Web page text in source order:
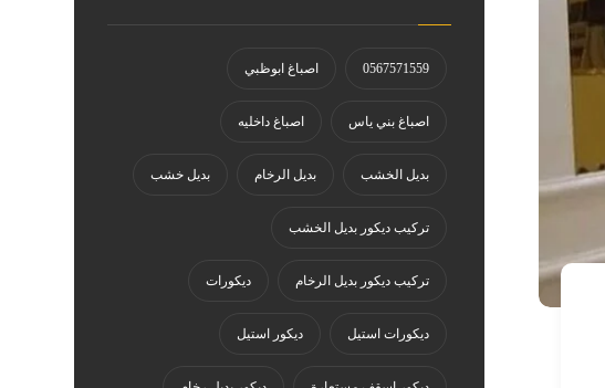
0567571559 اصباغ ابوظبي
اصباغ بني ياس اصباغ داخليه
بديل الخشب بديل الرخام بديل خشب
تركيب ديكور بديل الخشب
تركيب ديكور بديل الرخام ديكورات
ديكورات استيل ديكور استيل